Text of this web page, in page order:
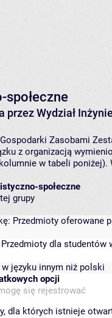
Wydział
Zasobami
z organizacją
w tabeli
społeczne
grupy
Przedmioty oferowane
Przedmioty dla studentów
języku innym niż polski
opcji
się rejestrować
dla których istnieje